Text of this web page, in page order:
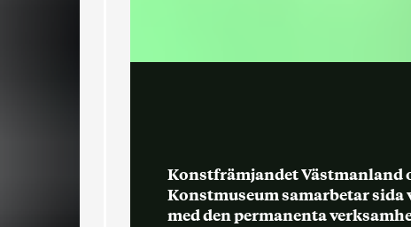
Konstfrämjandet Västmanland
Konstmuseum samarbetar sida
med den permanenta